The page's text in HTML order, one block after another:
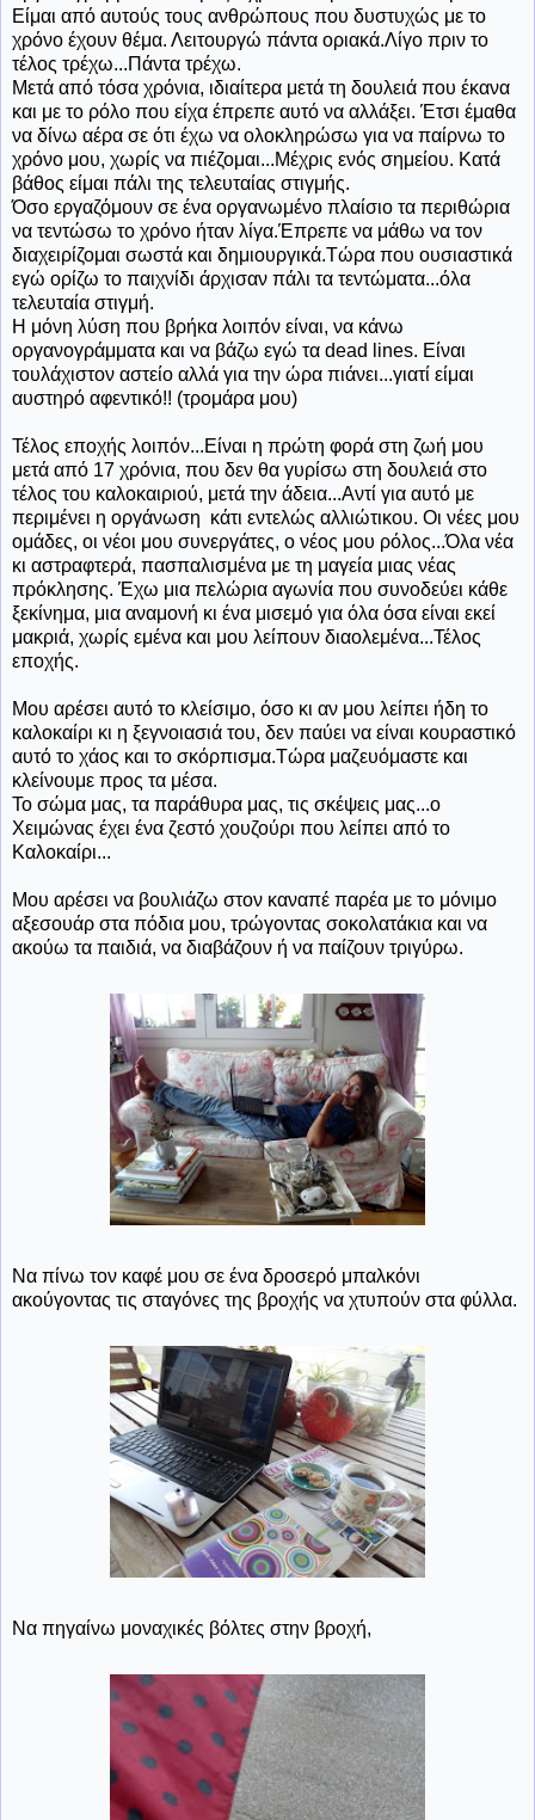
Είμαι από αυτούς τους ανθρώπους που δυστυχώς με το
χρόνο έχουν θέμα. Λειτουργώ πάντα οριακά.Λίγο πριν το
τέλος τρέχω...Πάντα τρέχω.
Μετά από τόσα χρόνια, ιδιαίτερα μετά τη δουλειά που έκανα
και με το ρόλο που είχα έπρεπε αυτό να αλλάξει. Έτσι έμαθα
να δίνω αέρα σε ότι έχω να ολοκληρώσω για να παίρνω το
χρόνο μου, χωρίς να πιέζομαι...Μέχρις ενός σημείου. Κατά
βάθος είμαι πάλι της τελευταίας στιγμής.
Όσο εργαζόμουν σε ένα οργανωμένο πλαίσιο τα περιθώρια
να τεντώσω το χρόνο ήταν λίγα.Έπρεπε να μάθω να τον
διαχειρίζομαι σωστά και δημιουργικά.Τώρα που ουσιαστικά
εγώ ορίζω το παιχνίδι άρχισαν πάλι τα τεντώματα...όλα
τελευταία στιγμή.
Η μόνη λύση που βρήκα λοιπόν είναι, να κάνω
οργανογράμματα και να βάζω εγώ τα dead lines. Είναι
τουλάχιστον αστείο αλλά για την ώρα πιάνει...γιατί είμαι
αυστηρό αφεντικό!! (τρομάρα μου)
Τέλος εποχής λοιπόν...Είναι η πρώτη φορά στη ζωή μου
μετά από 17 χρόνια, που δεν θα γυρίσω στη δουλειά στο
τέλος του καλοκαιριού, μετά την άδεια...Αντί για αυτό με
περιμένει η οργάνωση κάτι εντελώς αλλιώτικου. Οι νέες μου
ομάδες, οι νέοι μου συνεργάτες, ο νέος μου ρόλος...Όλα νέα
κι αστραφτερά, πασπαλισμένα με τη μαγεία μιας νέας
πρόκλησης. Έχω μια πελώρια αγωνία που συνοδεύει κάθε
ξεκίνημα, μια αναμονή κι ένα μισεμό για όλα όσα είναι εκεί
μακριά, χωρίς εμένα και μου λείπουν διαολεμένα...Τέλος
εποχής.
Μου αρέσει αυτό το κλείσιμο, όσο κι αν μου λείπει ήδη το
καλοκαίρι κι η ξεγνοιασιά του, δεν παύει να είναι κουραστικό
αυτό το χάος και το σκόρπισμα.Τώρα μαζευόμαστε και
κλείνουμε προς τα μέσα.
Το σώμα μας, τα παράθυρα μας, τις σκέψεις μας...ο
Χειμώνας έχει ένα ζεστό χουζούρι που λείπει από το
Καλοκαίρι...
Μου αρέσει να βουλιάζω στον καναπέ παρέα με το μόνιμο
αξεσουάρ στα πόδια μου, τρώγοντας σοκολατάκια και να
ακούω τα παιδιά, να διαβάζουν ή να παίζουν τριγύρω.
Να πίνω τον καφέ μου σε ένα δροσερό μπαλκόνι
ακούγοντας τις σταγόνες της βροχής να χτυπούν στα φύλλα.
Να πηγαίνω μοναχικές βόλτες στην βροχή,